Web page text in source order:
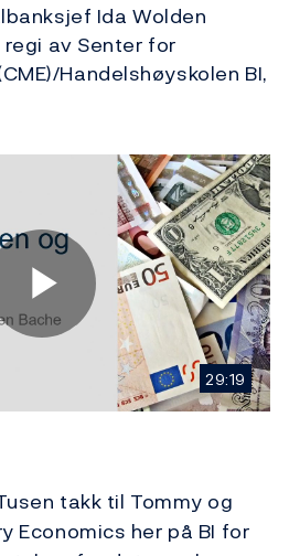
Ida Wolden
av Senter for
Handelshøyskolen BI,
Play
29:19
takk til Tommy og
Economics her på BI for